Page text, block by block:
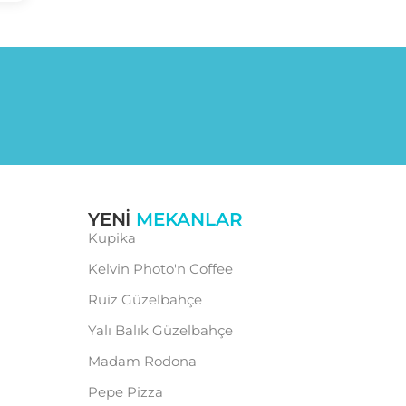
YENI MEKANLAR
Kupika
Kelvin Photo'n Coffee
Ruiz Güzelbahçe
Yalı Balık Güzelbahçe
Madam Rodona
Pepe Pizza